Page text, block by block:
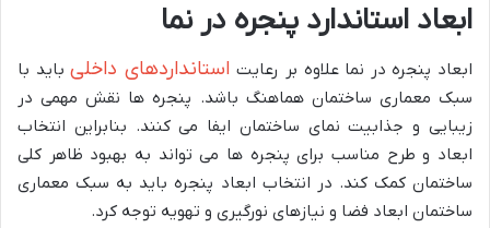
ابعاد استاندارد پنجره در نما
ابعاد پنجره در نما علاوه بر رعایتاستانداردهای داخلیباید با
سبک معماری ساختمان هماهنگ باشد. پنجره ها نقش مهمی در
زیبایی و جذابیت نمای ساختمان ایفا می کنند. بنابراین انتخاب
ابعاد و طرح مناسب برای پنجره ها می تواند به بهبود ظاهر کلی
ساختمان کمک کند. در انتخاب ابعاد پنجره باید به سبک معماری
ساختمان ابعاد فضا و نیازهای نورگیری و تهویه توجه کرد.